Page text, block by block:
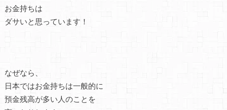
お金持ちは
ダサいと思っています！
なぜなら、
日本ではお金持ちは一般的に
預金残高が多い人のことを